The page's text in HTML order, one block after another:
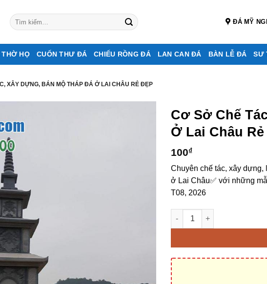
Tìm
kiếm:
ĐÁ MỸ
THỜ HỌ CUỐN THƯ ĐÁ CHIẾU RỒNG ĐÁ LAN CAN ĐÁ BÀN LỄ ĐÁ SƯ
XÂY DỰNG, BÁN MỘ THÁP ĐÁ Ở LAI CHÂU RẺ ĐẸP
Cơ Sở Chế
Ở Lai Châu
100₫
Chuyên chế tác, xây dựng,
ở Lai Châu✅ với những
T08, 2026
Cơ sở chế tác, xây dựng,